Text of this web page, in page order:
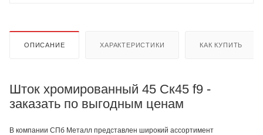
ОПИСАНИЕ ХАРАКТЕРИСТИКИ КАК КУПИТЬ
Шток хромированный 45 Ск45 f9 -
заказать по выгодным ценам
В компании СПб Металл представлен широкий ассортимент